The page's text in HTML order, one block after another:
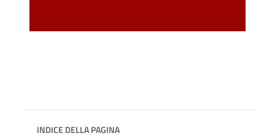
INDICE DELLA PAGINA